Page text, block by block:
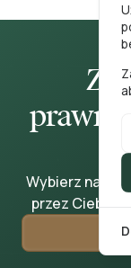
Wybierz
przez Ciebie